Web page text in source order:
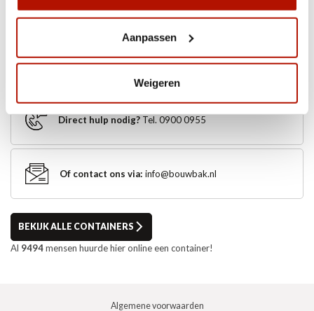
Aanpassen
Weigeren
Direct hulp nodig? Tel. 0900 0955
Of contact ons via: info@bouwbak.nl
BEKIJK ALLE CONTAINERS
Al 9494mensen huurde hier online een container!
Algemene voorwaarden